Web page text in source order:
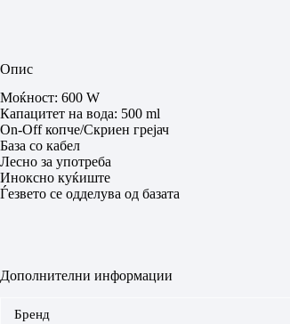
Опис
Моќност: 600 W
Капацитет на вода: 500 ml
On-Оff копче/Скриен грејач
База со кабел
Лесно за употреба
Иноксно куќиште
Ѓезвето се одделува од базата
Дополнителни информации
Бренд